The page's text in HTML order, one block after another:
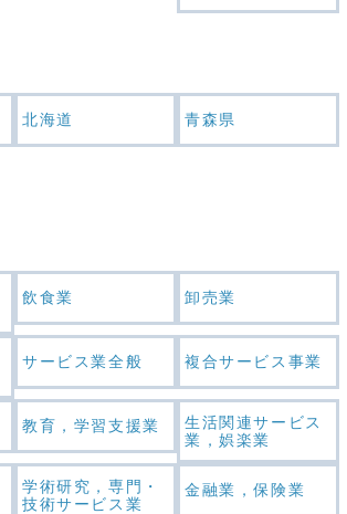
北海道 青森県
飲食業 卸売業
サービス業全般 複合サービス事業
教育，学習支援業
生活関連サービス
業，娯楽業
学術研究，専門・
技術サービス業
金融業，保険業